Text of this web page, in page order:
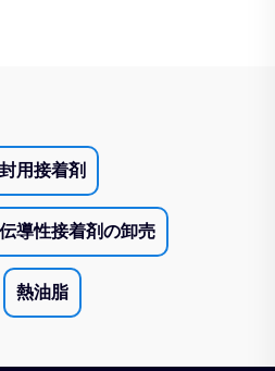
用接着剤
導性接着剤の卸売
熱油脂